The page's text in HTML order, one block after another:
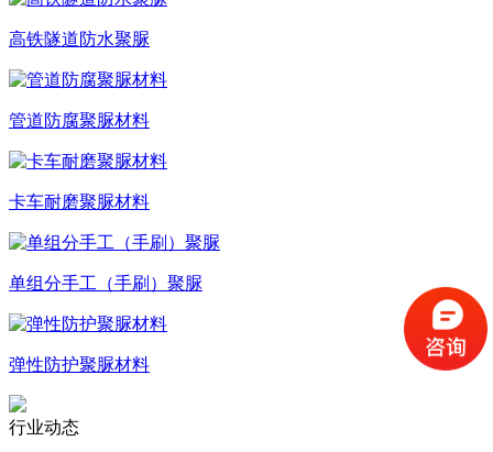
高铁隧道防水聚脲
管道防腐聚脲材料
卡车耐磨聚脲材料
单组分手工（手刷）聚脲
弹性防护聚脲材料
行业动态